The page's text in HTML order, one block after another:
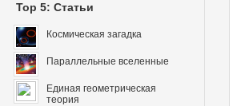
Top 5: Статьи
Космическая загадка
Параллельные вселенные
Единая геометрическая
теория